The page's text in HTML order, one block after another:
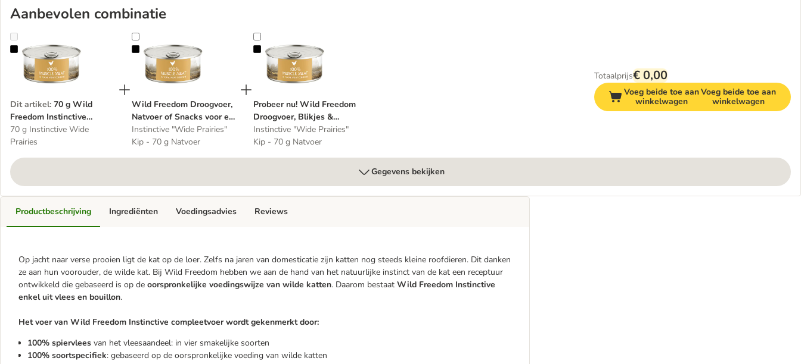
Aanbevolen combinatie
70 g Wild Freedom Instinctive Aanvullend Voer Graanvrij, 1 blik Kattenvoer
Dit artikel: 70 g Wild
Freedom Instinctive
Aanvullend Voer Graanvrij,
1 blik Kattenvoer
70 g Instinctive Wide
Prairies
Wild Freedom Droogvoer, Natvoer of Snacks voor een probeerprijs!
Wild Freedom Droogvoer,
Natvoer of Snacks voor een
probeerprijs!
Instinctive "Wide Prairies"
Kip - 70 g Natvoer
Probeer nu! Wild Freedom Droogvoer, Blikjes & Snacks
Probeer nu! Wild Freedom
Droogvoer, Blikjes &
Snacks
Instinctive "Wide Prairies"
Kip - 70 g Natvoer
Totaalprijs€ 0,00
Voeg beide toe aan
winkelwagen
Voeg beide toe aan
winkelwagen
Gegevens bekijken
Productbeschrijving
Op jacht naar verse prooien ligt de kat op de loer. Zelfs na jaren van domesticatie zijn katten nog steeds kleine roofdieren. Dit danken
ze aan hun voorouder, de wilde kat. Bij Wild Freedom hebben we aan de hand van het natuurlijke instinct van de kat een receptuur
ontwikkeld die gebaseerd is op de oorspronkelijke voedingswijze van wilde katten. Daarom bestaat Wild Freedom Instinctive
enkel uit vlees en bouillon.
Het voer van Wild Freedom Instinctive compleetvoer wordt gekenmerkt door:
100% spiervlees van het vleesaandeel: in vier smakelijke soorten
100% soortspecifiek: gebaseerd op de oorspronkelijke voeding van wilde katten
Ingrediënten Voedingsadvies Reviews